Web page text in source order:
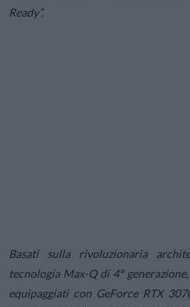
Ready”.
Basati sulla rivoluzionaria
tecnologia Max-Q di 4°
equipaggiati con GeForce RTX